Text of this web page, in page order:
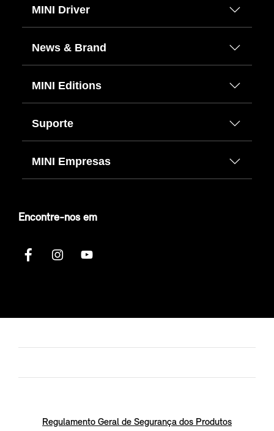
MINI Driver
News & Brand
MINI Editions
Suporte
MINI Empresas
Encontre-nos em
Regulamento Geral de Segurança dos Produtos